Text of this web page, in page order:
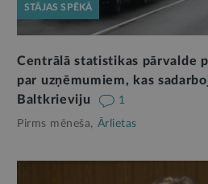
STĀJAS SPĒKĀ
Centrālā statistikas pārvalde
par uzņēmumiem, kas
Baltkrieviju
1
Pirms mēneša, Ārlietas